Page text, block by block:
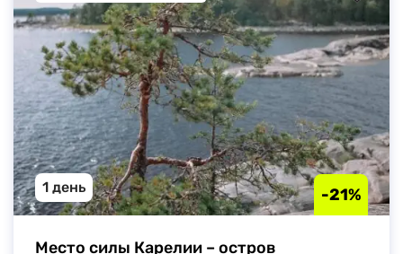
1 день -21%
Место силы Карелии – остров